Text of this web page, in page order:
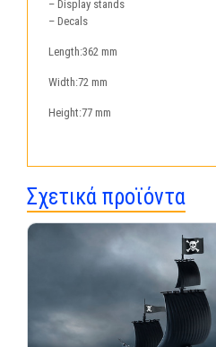
– Display stands
– Decals
Length:362 mm
Width:72 mm
Height:77 mm
Σχετικά προϊόντα